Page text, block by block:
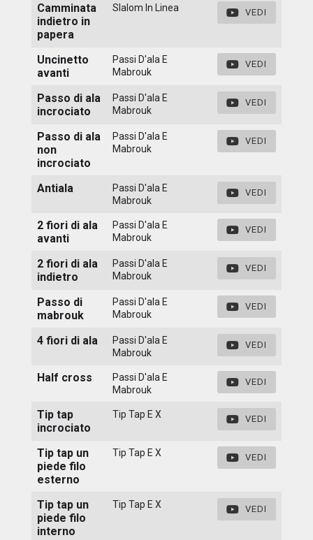
Camminata
indietro in
papera
Slalom In Linea VEDI
Uncinetto
avanti
Passi D'ala E
Mabrouk
VEDI
Passo di ala
incrociato
Passi D'ala E
Mabrouk
VEDI
Passo di ala
non
incrociato
Passi D'ala E
Mabrouk
VEDI
Antiala
Passi D'ala E
Mabrouk
VEDI
2 fiori di ala
avanti
Passi D'ala E
Mabrouk
VEDI
2 fiori di ala
indietro
Passi D'ala E
Mabrouk
VEDI
Passo di
mabrouk
Passi D'ala E
Mabrouk
VEDI
4 fiori di ala
Passi D'ala E
Mabrouk
VEDI
Half cross
Passi D'ala E
Mabrouk
VEDI
Tip tap
incrociato
Tip Tap E X VEDI
Tip tap un
piede filo
esterno
Tip Tap E X VEDI
Tip tap un
piede filo
interno
Tip Tap E X VEDI